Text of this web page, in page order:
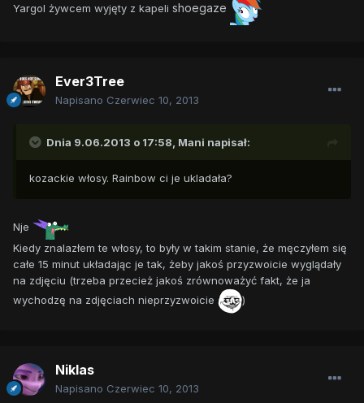
Yargol żywcem wyjęty z kapeli shoegaze
Ever3Tree
Napisano Czerwiec 10, 2013
Dnia 9.06.2013 o 17:58, Mani napisał:
kozackie włosy. Rainbow ci je ukladała?
Nje
Kiedy znalazłem te włosy, to były w takim stanie, że męczyłem się
całe 15 minut układając je tak, żeby jakoś przyzwoicie wyglądały
na zdjęciu (trzeba przecież jakoś zrównoważyć fakt, że ja
wychodzę na zdjęciach nieprzyzwoicie
)
Niklas
Napisano Czerwiec 10, 2013